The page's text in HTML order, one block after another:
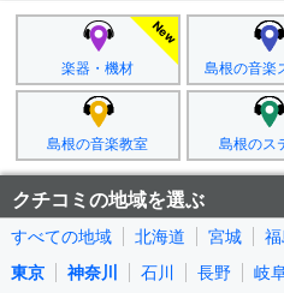
楽器・機材 島根の音楽
島根の音楽教室 島根のス
クチコミの地域を選ぶ
すべての地域 北海道 宮城
東京
神奈川 石川 長野 岐